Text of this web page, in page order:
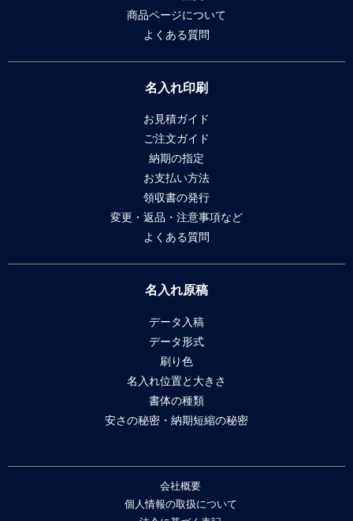
商品ページについて
よくある質問
名入れ印刷
お見積ガイド
ご注文ガイド
納期の指定
お支払い方法
領収書の発行
変更・返品・注意事項など
よくある質問
名入れ原稿
データ入稿
データ形式
刷り色
名入れ位置と大きさ
書体の種類
安さの秘密・納期短縮の秘密
会社概要
個人情報の取扱について